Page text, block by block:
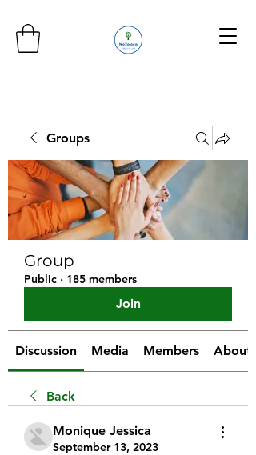
Groups
Group
Public · 185 members
Join
Discussion Media Members About
Back
Monique Jessica
September 13, 2023